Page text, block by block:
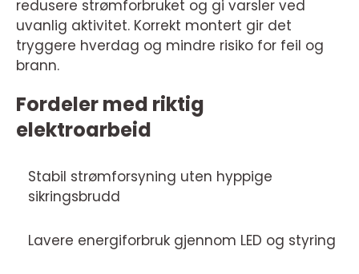
redusere strømforbruket og gi varsler ved
uvanlig aktivitet. Korrekt montert gir det
tryggere hverdag og mindre risiko for feil og
brann.
Fordeler med riktig
elektroarbeid
Stabil strømforsyning uten hyppige
sikringsbrudd
Lavere energiforbruk gjennom LED og styring